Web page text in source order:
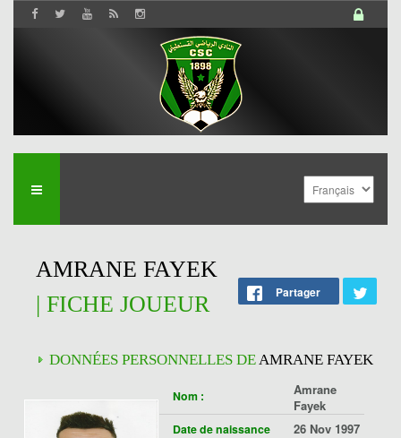
AMRANE FAYEK
| FICHE JOUEUR
Partager
DONNÉES PERSONNELLES DEAMRANE FAYEK
Nom :
Amrane
Fayek
Date de naissance 26 Nov 1997